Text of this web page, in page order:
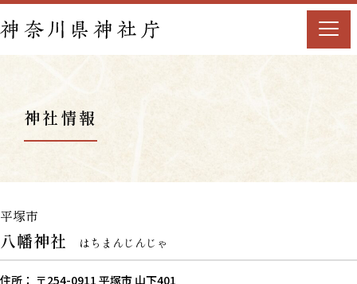
神社情報
平塚市
八幡神社 はちまんじんじゃ
住所： 〒254-0911 平塚市 山下401